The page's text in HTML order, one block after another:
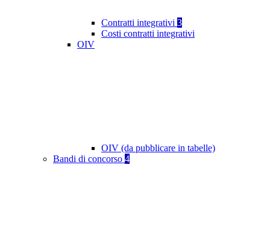
Contratti integrativi 3
Costi contratti integrativi
OIV
OIV (da pubblicare in tabelle)
Bandi di concorso 4